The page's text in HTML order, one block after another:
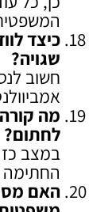
כיצד
שגויה?
חשוב
מה
לחתום?
במצב
החתימה
האם